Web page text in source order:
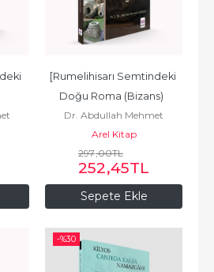
Sepete Ekle
[Rumelihisarı Semtindeki
Doğu Roma (Bizans)
Üsluplu Plastik Taş Eserler]
Dr. Abdullah Mehmet
Avunduk
Arel Kitap
297,00TL
252,45TL
-%30